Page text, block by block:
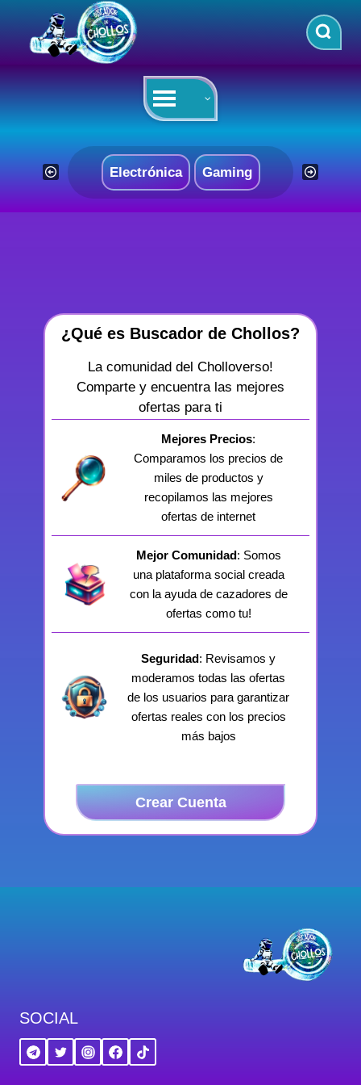
contenido
Electrónica Gaming
¿Qué es Buscador de Chollos?
La comunidad del Cholloverso!
Comparte y encuentra las mejores
ofertas para ti
Mejores Precios:
Comparamos los precios de
miles de productos y
recopilamos las mejores
ofertas de internet
Mejor Comunidad: Somos
una plataforma social creada
con la ayuda de cazadores de
ofertas como tu!
Seguridad: Revisamos y
moderamos todas las ofertas
de los usuarios para garantizar
ofertas reales con los precios
más bajos
Crear Cuenta
SOCIAL